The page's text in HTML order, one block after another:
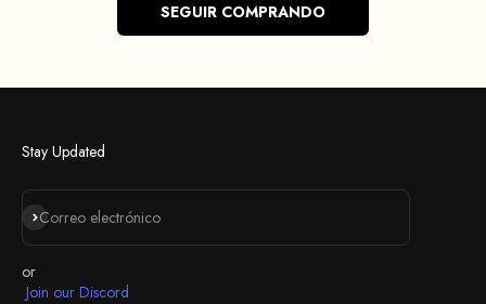
SEGUIR COMPRANDO
Stay Updated
Correo electrónico
Suscribirse
or
Join our Discord